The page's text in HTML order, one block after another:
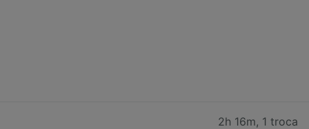
2h 16m, 1 troca